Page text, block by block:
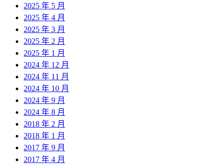
2025 年 5 月
2025 年 4 月
2025 年 3 月
2025 年 2 月
2025 年 1 月
2024 年 12 月
2024 年 11 月
2024 年 10 月
2024 年 9 月
2024 年 8 月
2018 年 2 月
2018 年 1 月
2017 年 9 月
2017 年 4 月